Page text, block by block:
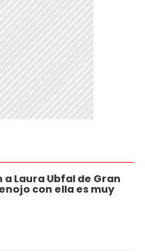
Laura Ubfal de Gran
con ella es muy